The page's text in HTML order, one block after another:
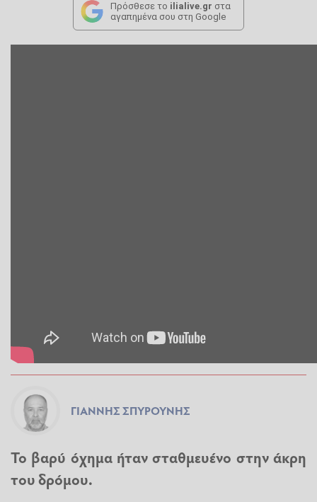
Πρόσθεσε το ilialive.gr στα
αγαπημένα σου στη Google
ΓΙΆΝΝΗΣ ΣΠΥΡΟΎΝΗΣ
Το βαρύ όχημα ήταν σταθμευένο στην άκρη
του δρόμου.